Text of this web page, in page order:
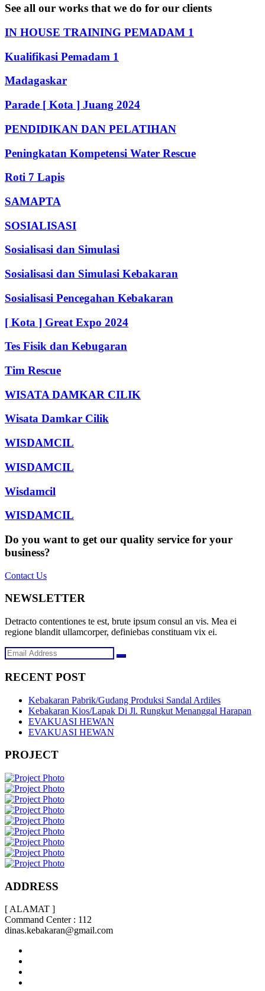
See all our works that we do for our clients
IN HOUSE TRAINING PEMADAM 1
Kualifikasi Pemadam 1
Madagaskar
Parade [ Kota ] Juang 2024
PENDIDIKAN DAN PELATIHAN
Peningkatan Kompetensi Water Rescue
Roti 7 Lapis
SAMAPTA
SOSIALISASI
Sosialisasi dan Simulasi
Sosialisasi dan Simulasi Kebakaran
Sosialisasi Pencegahan Kebakaran
[ Kota ] Great Expo 2024
Tes Fisik dan Kebugaran
Tim Rescue
WISATA DAMKAR CILIK
Wisata Damkar Cilik
WISDAMCIL
WISDAMCIL
Wisdamcil
WISDAMCIL
Do you want to get our quality service for your
business?
Contact Us
NEWSLETTER
Detracto contentiones te est, brute ipsum consul an vis. Mea ei
regione blandit ullamcorper, definiebas constituam vix ei.
RECENT POST
Kebakaran Pabrik/Gudang Produksi Sandal Ardiles
Kebakaran Kios/Lapak Di Jl. Rungkut Menanggal Harapan
EVAKUASI HEWAN
EVAKUASI HEWAN
PROJECT
ADDRESS
[ ALAMAT ]
Command Center : 112
dinas.kebakaran@gmail.com